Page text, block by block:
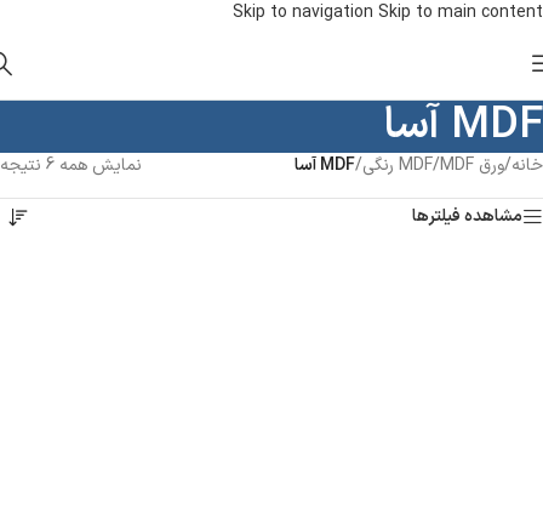
Skip to navigation Skip to main content
MDF آسا
خانه/ورق MDF /MDF رنگی /MDF آسا
نمایش همه 6 نتیجه
مشاهده فیلترها